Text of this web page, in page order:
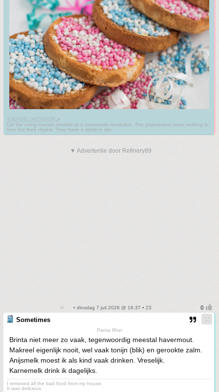
🇨🇳🇻🇳🇱🇦🇨🇺🇰🇵☭
Let the ruling classes tremble at a communist revolution. The proletarians have nothing to
lose but their chains. They have a world to win.
▼ Advertentie door Refinery89
• dinsdag 7 juli 2026 @ 16:37 • 23
Sometimes
Panta Rhei
Brinta niet meer zo vaak, tegenwoordig meestal havermout.
Makreel eigenlijk nooit, wel vaak tonijn (blik) en gerookte zalm.
Anijsmelk moest ik als kind vaak drinken. Vreselijk.
Karnemelk drink ik dagelijks.
I removed all the bad food from my house.
It was delicious.